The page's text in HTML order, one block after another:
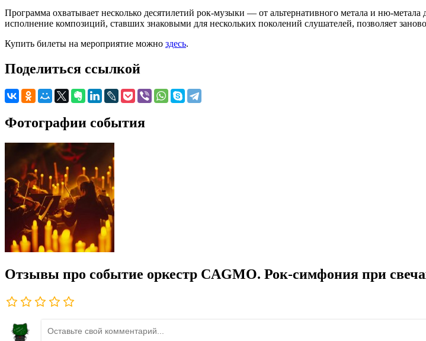
Программа охватывает несколько десятилетий рок-музыки — от альтернативного метала и ню-
исполнение композиций, ставших знаковыми для нескольких поколений слушателей, позволяет
Купить билеты на мероприятие можно здесь.
Поделиться ссылкой
Фотографии события
Отзывы про событие оркестр CAGMO. Рок-симфония при